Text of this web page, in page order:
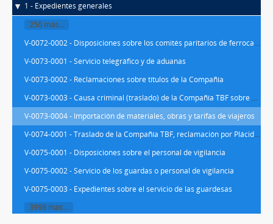
1 - Expedientes generales
250 más...
V-0072-0002 - Disposiciones sobre los comités paritarios de ferrocarriles
V-0073-0001 - Servicio telegráfico y de aduanas
V-0073-0002 - Reclamaciones sobre títulos de la Compañía
V-0073-0003 - Causa criminal (traslado) de la Compañía TBF sobre el robo de un fardo de tejidos del país
V-0073-0004 - Importación de materiales, obras y tarifas de viajeros
V-0074-0001 - Traslado de la Compañía TBF, reclamación por Plácido Casanovas Bonastre de una indemnización por el incendio de unas balas de algodón
V-0075-0001 - Disposiciones sobre el personal de vigilancia
V-0075-0002 - Servicio de los guardas o personal de vigilancia
V-0075-0003 - Expedientes sobre el servicio de las guardesas
3998 más...